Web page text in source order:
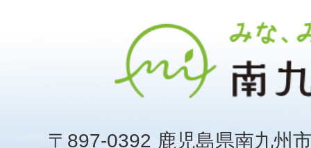
〒897-0392 鹿児島県南九州